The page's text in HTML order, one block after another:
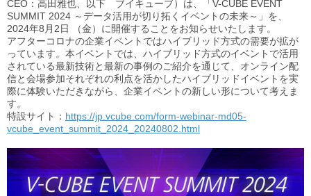
CEO：高田雅也、以下 ブイキューブ）は、「V-CUBE EVENT
SUMMIT 2024 ～データ活用が切り拓くイベントの未来～」を、
2024年8月2日 （金）に開催することをお知らせいたします。
アフターコロナの企業イベントではハイブリッド方式の需要が拡が
っています。本イベントでは、ハイブリッド方式のイベントで活用
されている最新技術と最新の事例のご紹介を通じて、オンライン配
信と会場参加それぞれの利点を活かしたハイブリッドイベントを実
際に体験いただきながら、企業イベントの新しい形について考えま
す。
特設サイト： https://jp.vcube.com/form-webinar-md05-
vcube_event_summit_2024_20240802.html